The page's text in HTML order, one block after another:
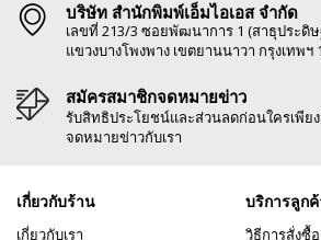
บริษัท สำนักพิมพ์เอ็มไอเอส จำกัด
เลขที่ 213/3 ซอยพัฒนาการ 1 (สาธุประดิษ
แขวงบางโพงพาง เขตยานนาวา กรุงเทพฯ
สมัครสมาชิกจดหมายข่าว
รับสิทธิประโยชน์และส่วนลดก่อนใครเพีย
จดหมายข่าวกับเรา
เกี่ยวกับร้าน
เกี่ยวกับเรา
บริการลูกค้
วิธีการสั่งซื้อ